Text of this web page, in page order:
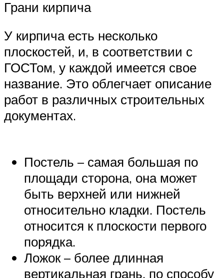
Грани кирпича
У кирпича есть несколько
плоскостей, и, в соответствии с
ГОСТом, у каждой имеется свое
название. Это облегчает описание
работ в различных строительных
документах.
Постель – самая большая по
площади сторона, она может
быть верхней или нижней
относительно кладки. Постель
относится к плоскости первого
порядка.
Ложок – более длинная
вертикальная грань, по способу